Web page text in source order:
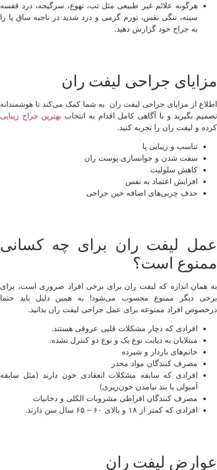
هرگونه علائم غیر طبیعی مثل تب، تهوع، سرگیجه، درد قفسه
سینه، تنگی نفس، تورم گرمی و درد شدید در ناجیه ساق پا را
به جراح خود گزارش دهید.
مزایای جراحی لیفت ران
اطلاع از مزایای جراحی لیفت ران به شما کمک می‌کند تا هوشمندانه
تصمیم بگیرید و با آگاهی کامل اقدام به انتخاب بهترین جراح زیبایی
کرده و لیفت ران را تجربه کنید.
تناسب و زیبایی پا
سفت شدن و جوانسازی پوست ران
کاهش سلولیت
افزایش اعتماد به نفس
حذف چربی‌های اضافه حین جراحی
عمل لیفت ران برای چه کسانی
ممنوع است؟
به همان اندازه که لیفت ران برای برخی افراد ضروری است، برای
برخی دیگر ممنوع محسوب می‌شود! به همین دلیل باید حتما
درخصوص افراد ممنوعه برای عمل جراحی لیفت ران بدانید.
افرادی که دچار مشکلات قلبی عروقی هستند.
مبتلایان به دیابت نوع یک و نوع دو کنترل نشده.
خانم‌های باردار و شیرده
مصرف کنندگان مواد مخدر
افرادی که سابقه مشکلات انعقادی خون دارند (مثل سابقه
آمبولی یا بند نیامدن خون‌ریزی)
مصرف کنندگان افراطی مشروبات الکلی و دخانیات
افرادی که کمتر از ۱۸ و بالای ۶۰ – ۶۵ سال سن دارند.
عوارض لیفت ران